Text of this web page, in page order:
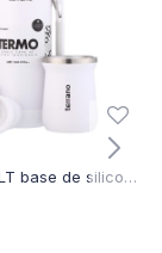
Kit Termo 1LT base de silicona + Mate Tradicional blanco